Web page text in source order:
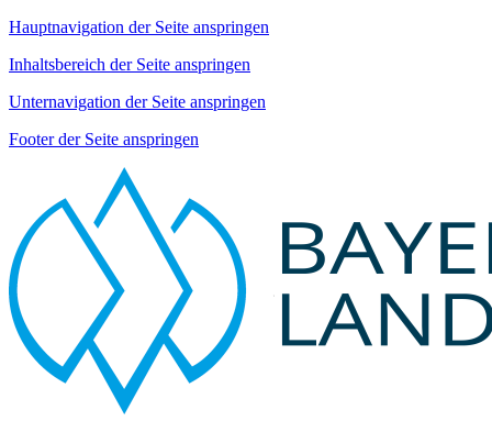
Hauptnavigation der Seite anspringen
Inhaltsbereich der Seite anspringen
Unternavigation der Seite anspringen
Footer der Seite anspringen